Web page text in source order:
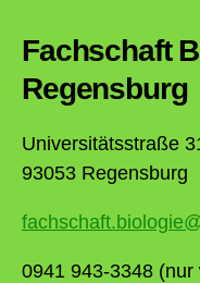
Fachschaft
Regensburg
Universitätsstraße
93053 Regensburg
0941 943-3348